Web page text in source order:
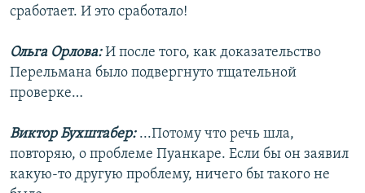
сработает. И это сработало!
Ольга Орлова:И после того, как доказательство
Перельмана было подвергнуто тщательной
проверке…
Виктор Бухштабер: ...Потому что речь шла,
повторяю, о проблеме Пуанкаре. Если бы он заявил
какую-то другую проблему, ничего бы такого не